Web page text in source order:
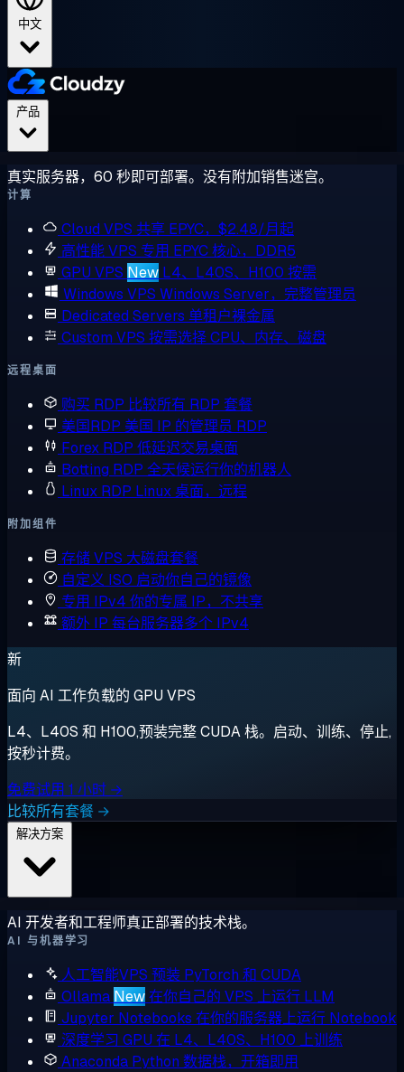
中文
真实服务器，60 秒即可部署。没有附加销售迷宫。
计算
Cloud VPS 共享 EPYC，$2.48/月起
高性能 VPS 专用 EPYC 核心，DDR5
GPU VPS New L4、L40S、H100 按需
Windows VPS Windows Server，完整管理员
Dedicated Servers 单租户裸金属
Custom VPS 按需选择 CPU、内存、磁盘
远程桌面
购买 RDP 比较所有 RDP 套餐
美国RDP 美国 IP 的管理员 RDP
Forex RDP 低延迟交易桌面
Botting RDP 全天候运行你的机器人
Linux RDP Linux 桌面，远程
附加组件
存储 VPS 大磁盘套餐
自定义 ISO 启动你自己的镜像
专用 IPv4 你的专属 IP，不共享
额外 IP 每台服务器多个 IPv4
新
面向 AI 工作负载的 GPU VPS
L4、L40S 和 H100,预装完整 CUDA 栈。启动、训练、停止,
按秒计费。
免费试用 1 小时 →
比较所有套餐 →
AI 开发者和工程师真正部署的技术栈。
AI 与机器学习
人工智能VPS 预装 PyTorch 和 CUDA
Ollama New在你自己的 VPS 上运行 LLM
Jupyter Notebooks 在你的服务器上运行 Notebook
深度学习 GPU 在 L4、L40S、H100 上训练
Anaconda Python 数据栈，开箱即用